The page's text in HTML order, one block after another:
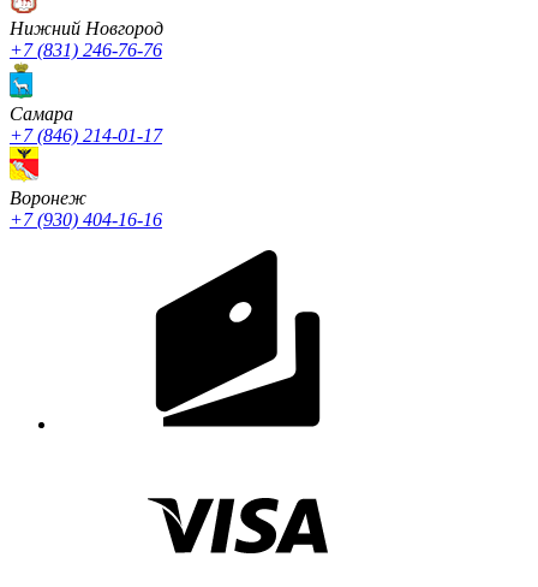
Нижний Новгород
+7 (831) 246-76-76
Cамара
+7 (846) 214-01-17
Воронеж
+7 (930) 404-16-16